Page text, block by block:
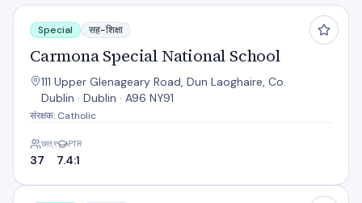
Carmona Special National School
Special सह-शिक्षा
Carmona Special National School
111 Upper Glenageary Road, Dun Laoghaire, Co.
Dublin · Dublin · A96 NY91
संरक्षक: Catholic
छात्र
37
PTR
7.4:1
Our Lady Of Lourdes School